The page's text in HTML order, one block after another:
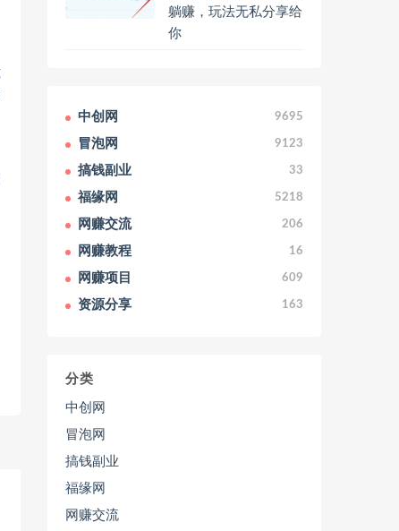
躺赚，玩法无私分享给
你
中创网 9695
冒泡网 9123
搞钱副业 33
福缘网 5218
网赚交流 206
网赚教程 16
网赚项目 609
资源分享 163
分类
中创网
冒泡网
搞钱副业
福缘网
网赚交流